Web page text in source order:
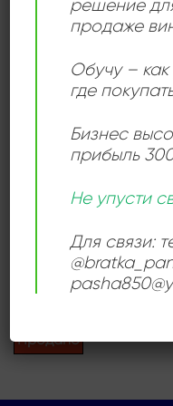
Add
wishlist
John Farnham –
Whispering Jack
720,00₽
Продается: Интернет-
Продано
решение
продаже
Обучу – как
где
Бизнес
прибыль
Не упусти
Для связи: